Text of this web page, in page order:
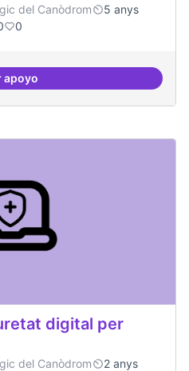
del Canòdrom
5 anys
0
apoyo
Oferta formativa especialitzada:
digital per
del Canòdrom
2 anys